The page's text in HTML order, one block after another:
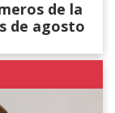
de la
de agosto